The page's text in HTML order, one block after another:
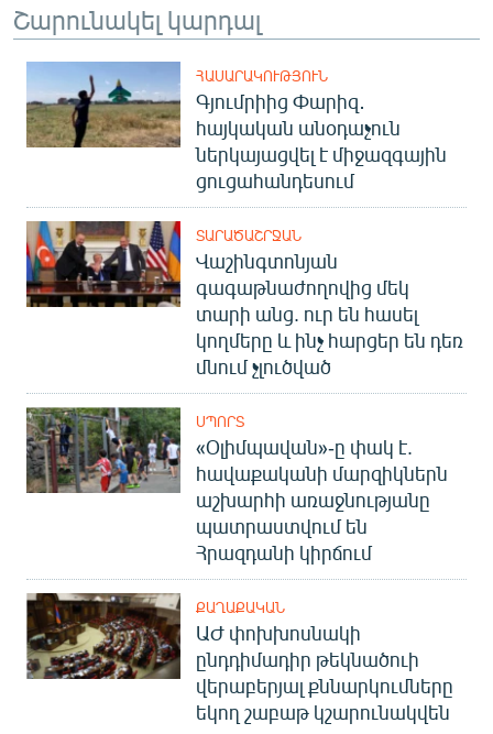
Շարունակել կարդալ
ՀԱՍԱՐԱԿՈՒԹՅՈՒՆ
Գյումրիից Փարիզ․
հայկական անօդաչուն
ներկայացվել է միջազգային
ցուցահանդեսում
ՏԱՐԱԾԱՇՐՋԱՆ
Վաշինգտոնյան
գագաթնաժողովից մեկ
տարի անց. ուր են հասել
կողմերը և ինչ հարցեր են դեռ
մնում չլուծված
ՍՊՈՐՏ
«Օլիմպավան»-ը փակ է.
հավաքականի մարզիկներն
աշխարհի առաջնությանը
պատրաստվում են
Հրազդանի կիրճում
ՔԱՂԱՔԱԿԱՆ
ԱԺ փոխխոսնակի
ընդդիմադիր թեկնածուի
վերաբերյալ քննարկումները
եկող շաբաթ կշարունակվեն